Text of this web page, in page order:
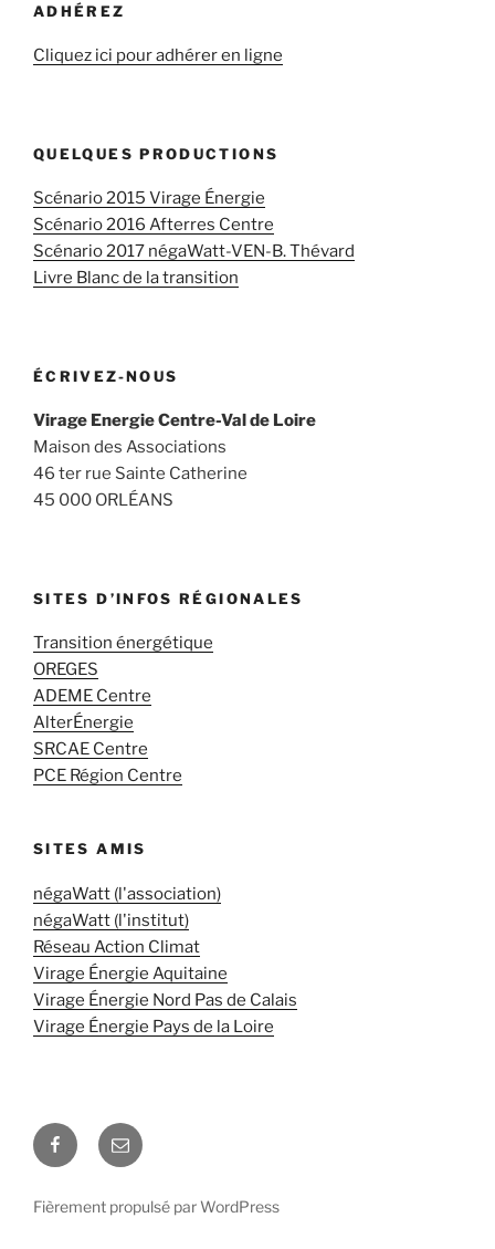
ADHÉREZ
Cliquez ici pour adhérer en ligne
QUELQUES PRODUCTIONS
Scénario 2015 Virage Énergie
Scénario 2016 Afterres Centre
Scénario 2017 négaWatt-VEN-B. Thévard
Livre Blanc de la transition
ÉCRIVEZ-NOUS
Virage Energie Centre-Val de Loire
Maison des Associations
46 ter rue Sainte Catherine
45 000 ORLÉANS
SITES D’INFOS RÉGIONALES
Transition énergétique
OREGES
ADEME Centre
AlterÉnergie
SRCAE Centre
PCE Région Centre
SITES AMIS
négaWatt (l'association)
négaWatt (l'institut)
Réseau Action Climat
Virage Énergie Aquitaine
Virage Énergie Nord Pas de Calais
Virage Énergie Pays de la Loire
Facebook
E-
mail
Fièrement propulsé par WordPress